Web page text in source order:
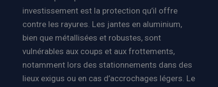
investissement est la protection qu’il offre
contre les rayures. Les jantes en aluminium,
bien que métallisées et robustes, sont
vulnérables aux coups et aux frottements,
notamment lors des stationnements dans des
lieux exigus ou en cas d’accrochages légers. Le